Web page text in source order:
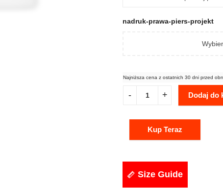
nadruk-prawa-piers-projekt
Najniższa cena z ostatnich 30 dni przed
Dodaj do
Kup Teraz
Size Guide